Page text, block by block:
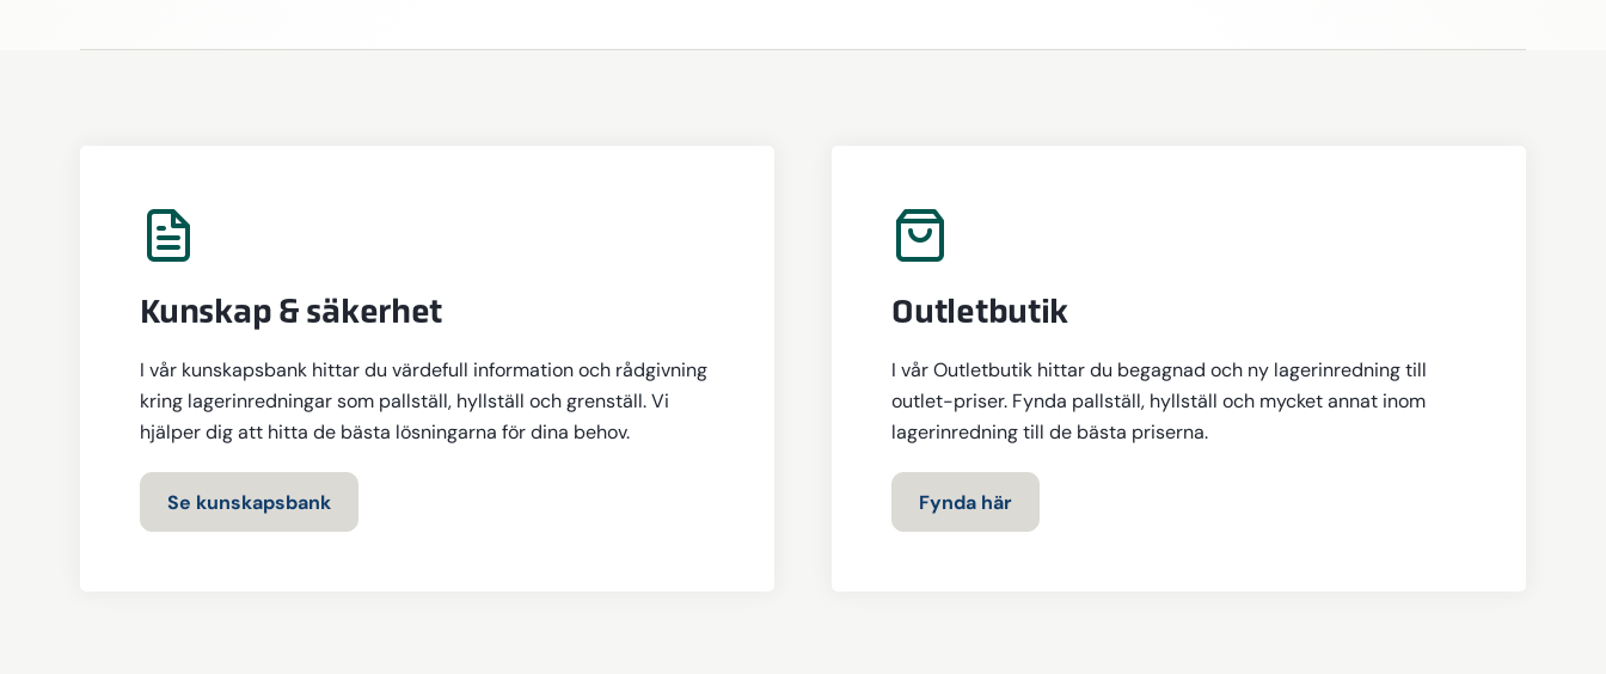
Kunskap & säkerhet
I vår kunskapsbank hittar du värdefull information och rådgivning
kring lagerinredningar som pallställ, hyllställ och grenställ. Vi
hjälper dig att hitta de bästa lösningarna för dina behov.
Se kunskapsbank
Outletbutik
I vår Outletbutik hittar du begagnad och ny lagerinredning till
outlet-priser. Fynda pallställ, hyllställ och mycket annat inom
lagerinredning till de bästa priserna.
Fynda här